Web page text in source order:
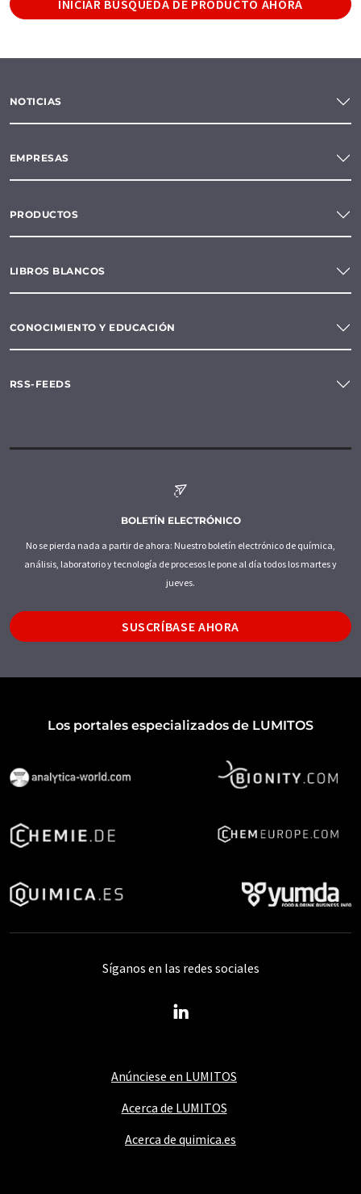
INICIAR BÚSQUEDA DE PRODUCTO AHORA
NOTICIAS
EMPRESAS
PRODUCTOS
LIBROS BLANCOS
CONOCIMIENTO Y EDUCACIÓN
RSS-FEEDS
BOLETÍN ELECTRÓNICO
No se pierda nada a partir de ahora: Nuestro boletín electrónico de química,
análisis, laboratorio y tecnología de procesos le pone al día todos los martes y
jueves.
SUSCRÍBASE AHORA
Los portales especializados de LUMITOS
Anúnciese en LUMITOS
Acerca de LUMITOS
Acerca de quimica.es
Síganos en las redes sociales